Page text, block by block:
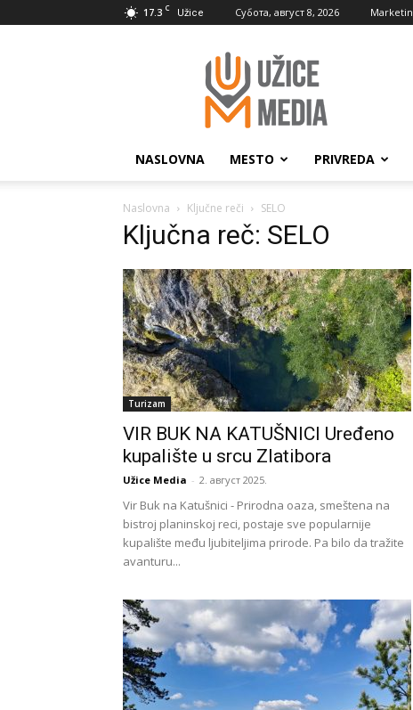
17.3 C Užice Субота, август 8, 2026
UžiceMedia
NASLOVNA MESTO PRIVREDA
Naslovna Ključne reči SELO
Ključna reč: SELO
Turizam
VIR BUK NA KATUŠNICI Uređeno
kupalište u srcu Zlatibora
Užice Media - 2. август 2025.
Vir Buk na Katušnici - Prirodna oaza, smeštena na
bistroj planinskoj reci, postaje sve popularnije
kupalište među ljubiteljima prirode. Pa bilo da tražite
avanturu...